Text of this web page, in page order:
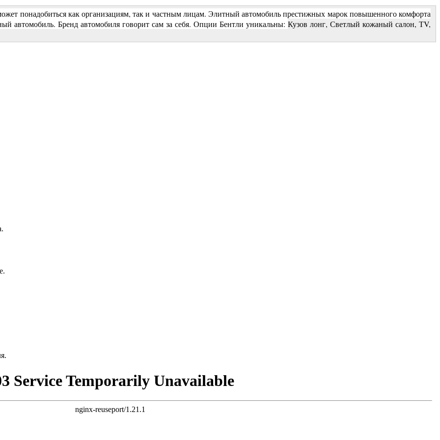
понадобиться как организациям, так и частным лицам. Элитный автомобиль престижных марок повышенного комфорта
автомобиль. Бренд автомобиля говорит сам за себя. Опции Бентли уникальны:Кузов лонг, Светлый кожаный салон, ТV,